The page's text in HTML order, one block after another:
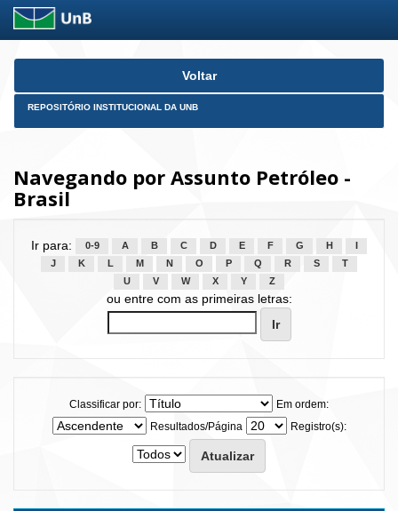
Skip
Voltar
REPOSITÓRIO INSTITUCIONAL DA UNB
Navegando por Assunto Petróleo -
Brasil
Ir para: 0-9 A B C D E F G H
J
K L M N O P Q R S
T
U
V W X Y Z
ou entre com as primeiras letras:
Classificar por:
Em ordem:
Resultados/Página
Registro(s):